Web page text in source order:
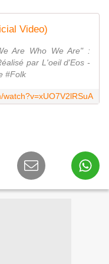
Video)
Are Who We Are" :
par L'oeil d'Eos -
#Folk